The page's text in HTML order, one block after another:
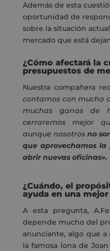
Además de esta
oportunidad de
sobre la situación
mercado que está
¿Cómo afectará la
presupuestos de
Nuestra compañera
contamos con mucho
muchas ganas de
cerraremos mejor
aunque nosotrosno
que aprovechamos
abrir nuevas oficinas».
¿Cuándo, el
ayuda en una
A esta pregunta,
depende mucho del
anunciante, algo que a
la famosa lona de